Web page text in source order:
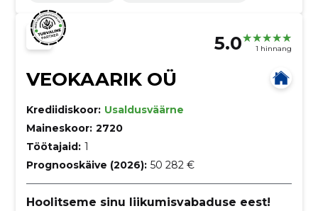
5.0 1 hinnang
VEOKAARIK OÜ
Krediidiskoor: Usaldusväärne
Maineskoor: 2720
Töötajaid: 1
Prognooskäive (2026): 50 282 €
Hoolitseme sinu liikumisvabaduse eest!